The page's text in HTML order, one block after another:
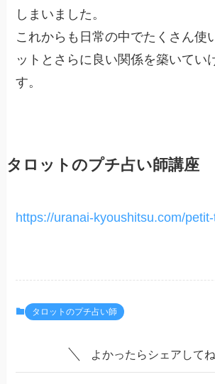
しまいました。
これからも日常の中でたくさん使
ットとさらに良い関係を築いてい
す。
タロットのプチ占い師講座
https://uranai-kyoushitsu.com/
タロットのプチ占い師
よかったらシェアしてね